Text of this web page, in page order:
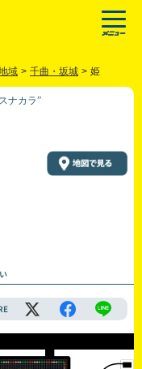
域 > 千曲・坂城 > 姫
ナカラ”